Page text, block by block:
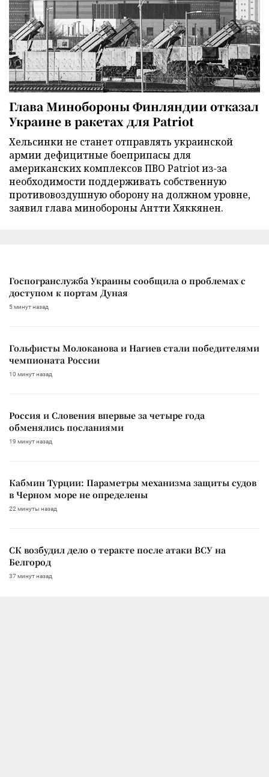
Глава Минобороны Финляндии отказал
Украине в ракетах для Patriot
Хельсинки не станет отправлять украинской
армии дефицитные боеприпасы для
американских комплексов ПВО Patriot из-за
необходимости поддерживать собственную
противовоздушную оборону на должном уровне,
заявил глава минобороны Антти Хяккянен.
Госпогранслужба Украины сообщила о проблемах с
доступом к портам Дуная
5 минут назад
Гольфисты Молоканова и Нагиев стали победителями
чемпионата России
10 минут назад
Россия и Словения впервые за четыре года
обменялись посланиями
19 минут назад
Кабмин Турции: Параметры механизма защиты судов
в Черном море не определены
22 минуты назад
СК возбудил дело о теракте после атаки ВСУ на
Белгород
37 минут назад